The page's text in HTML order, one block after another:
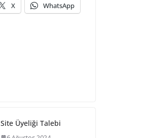
X WhatsApp
Site Üyeliği Talebi